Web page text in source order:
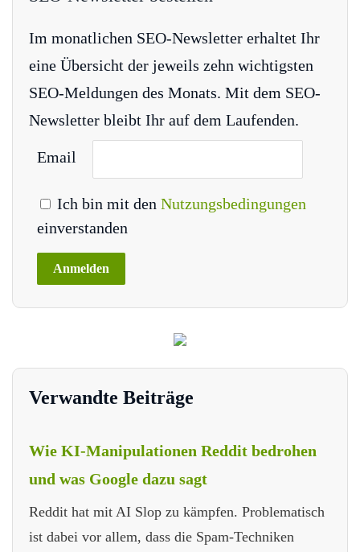
Im monatlichen SEO-Newsletter erhaltet Ihr
eine Übersicht der jeweils zehn wichtigsten
SEO-Meldungen des Monats. Mit dem SEO-
Newsletter bleibt Ihr auf dem Laufenden.
Email
Ich bin mit den Nutzungsbedingungen
einverstanden
Verwandte Beiträge
Wie KI-Manipulationen Reddit bedrohen
und was Google dazu sagt
Reddit hat mit AI Slop zu kämpfen. Problematisch
ist dabei vor allem, dass die Spam-Techniken